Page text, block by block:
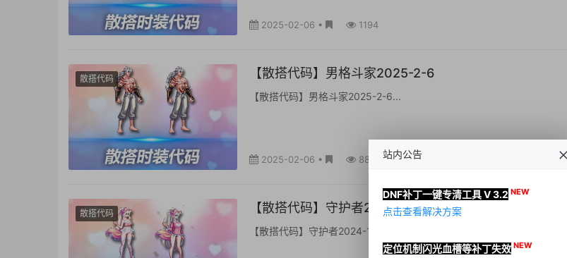
2025-02-06 • 1194
散搭代码 【散搭代码】男格斗家2025-2-6
【散搭代码】男格斗家2025-2-6...
2025-02-06 • 880
散搭代码 【散搭代码】守护者2024-12-18
【散搭代码】守护者2024-12-18...
站内公告
DNF补丁一键专清工具 V 3.2 NEW
点击查看解决方案
定位机制闪光血槽等补丁失效 NEW